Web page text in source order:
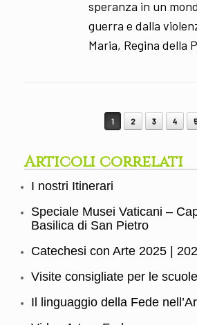
speranza in un
guerra e dalla
Maria, Regina della
Post navigation 1 2 3 4 5
Articoli correlati
I nostri Itinerari
Speciale Musei Vaticani –
Basilica di San Pietro
Catechesi con Arte 2025 |
Visite consigliate per le scuole
Il linguaggio della Fede